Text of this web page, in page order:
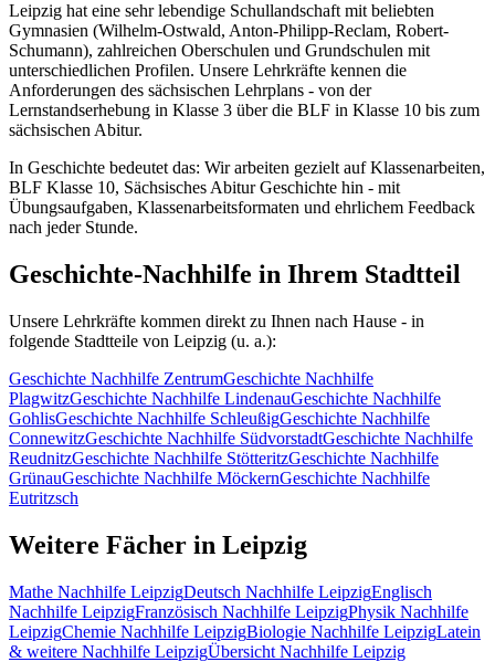
Leipzig hat eine sehr lebendige Schullandschaft mit beliebten
Gymnasien (Wilhelm-Ostwald, Anton-Philipp-Reclam, Robert-
Schumann), zahlreichen Oberschulen und Grundschulen mit
unterschiedlichen Profilen. Unsere Lehrkräfte kennen die
Anforderungen des sächsischen Lehrplans - von der
Lernstandserhebung in Klasse 3 über die BLF in Klasse 10 bis zum
sächsischen Abitur.
In Geschichte bedeutet das: Wir arbeiten gezielt aufKlassenarbeiten,
BLF Klasse 10, Sächsisches Abitur Geschichte hin - mit
Übungsaufgaben, Klassenarbeitsformaten und ehrlichem Feedback
nach jeder Stunde.
Geschichte-Nachhilfe in Ihrem Stadtteil
Unsere Lehrkräfte kommen direkt zu Ihnen nach Hause - in
folgende Stadtteile von Leipzig (u. a.):
Geschichte Nachhilfe ZentrumGeschichte Nachhilfe
PlagwitzGeschichte Nachhilfe LindenauGeschichte Nachhilfe
GohlisGeschichte Nachhilfe SchleußigGeschichte Nachhilfe
ConnewitzGeschichte Nachhilfe SüdvorstadtGeschichte Nachhilfe
ReudnitzGeschichte Nachhilfe StötteritzGeschichte Nachhilfe
GrünauGeschichte Nachhilfe MöckernGeschichte Nachhilfe
Eutritzsch
Weitere Fächer in Leipzig
Mathe Nachhilfe LeipzigDeutsch Nachhilfe LeipzigEnglisch
Nachhilfe LeipzigFranzösisch Nachhilfe LeipzigPhysik Nachhilfe
LeipzigChemie Nachhilfe LeipzigBiologie Nachhilfe LeipzigLatein
& weitere Nachhilfe LeipzigÜbersicht Nachhilfe Leipzig